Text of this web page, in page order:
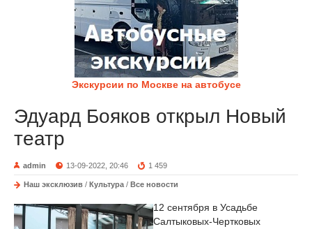
Экскурсии по Москве на автобусе
Эдуард Бояков открыл Новый
театр
admin 13-09-2022, 20:46 1 459
Наш эксклюзив / Культура / Все новости
12 сентября в Усадьбе
Салтыковых-Чертковых